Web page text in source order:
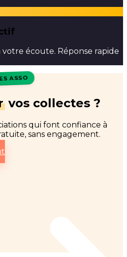
écoute. Réponse rapide
ASSO
vos collectes ?
qui font confiance à
sans engagement.